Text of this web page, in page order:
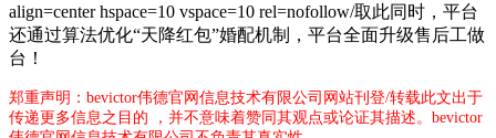
align=center hspace=10 vspace=10 rel=nofollow/取此同时，平台
还通过算法优化“天降红包”婚配机制，平台全面升级售后工做
台！
郑重声明：bevictor伟德官网信息技术有限公司网站刊登/转载此文出于
传递更多信息之目的 ，并不意味着赞同其观点或论证其描述。bevictor